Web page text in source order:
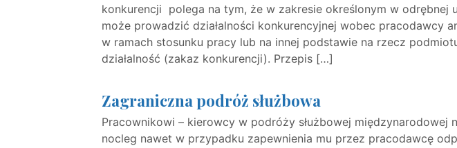
konkurencji polega na tym, że w zakresie określonym w odrębnej
może prowadzić działalności konkurencyjnej wobec pracodawcy
w ramach stosunku pracy lub na innej podstawie na rzecz
działalność (zakaz konkurencji). Przepis […]
Zagraniczna podróż służbowa
Pracownikowi – kierowcy w podróży służbowej międzynarodowej
nocleg nawet w przypadku zapewnienia mu przez pracodawcę